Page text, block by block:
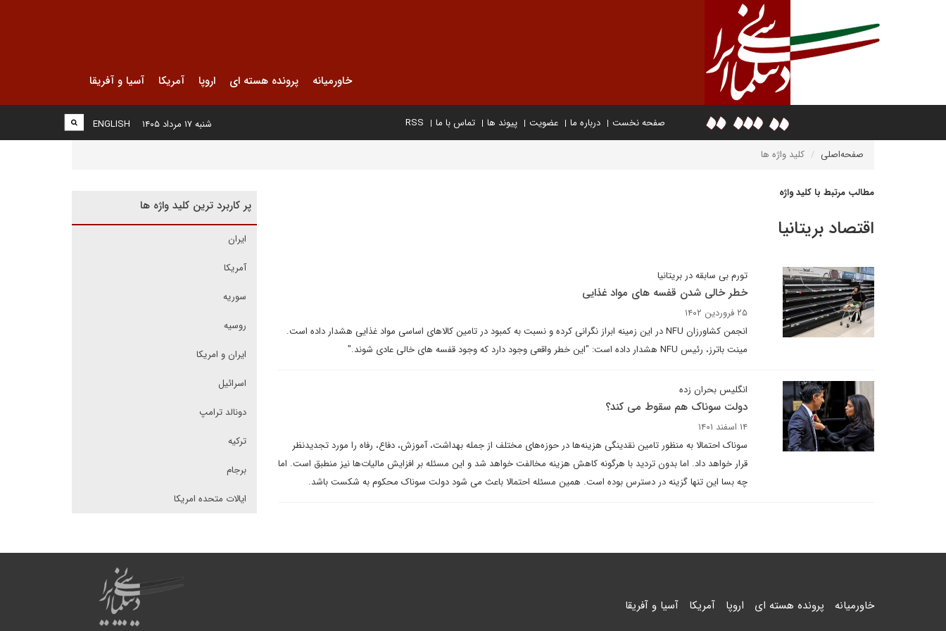
خاورمیانه پرونده هسته ای اروپا آمریکا آسیا و آفریقا
صفحه نخست درباره ما عضویت پیوند ها تماس با ما RSS
ENGLISH شنبه ۱۷ مرداد ۱۴۰۵
صفحه‌اصلی کلید واژه ها
مطالب مرتبط با کلید واژه
اقتصاد بریتانیا
تورم بی سابقه در بریتانیا
خطر خالی شدن قفسه های مواد غذایی
۲۵ فروردین ۱۴۰۲
انجمن کشاورزان NFU در این زمینه ابراز نگرانی کرده و نسبت به کمبود در تامین کالاهای اساسی مواد غذایی هشدار داده است.
مینت باترز، رئیس NFU هشدار داده است: "این خطر واقعی وجود دارد که وجود قفسه های خالی عادی شوند."
انگلیس بحران زده
دولت سوناک هم سقوط می کند؟
۱۴ اسفند ۱۴۰۱
سوناک احتمالا به منظور تامین نقدینگی هزینه‌ها در حوزه‌های مختلف از جمله بهداشت، آموزش، دفاع، رفاه را مورد تجدیدنظر
قرار خواهد داد. اما بدون تردید با هرگونه کاهش هزینه مخالفت خواهد شد و این مسئله بر افزایش مالیات‌ها نیز منطبق است. اما
چه بسا این تنها گزینه در دسترس بوده است. همین مسئله احتمالا باعث می شود دولت سوناک محکوم به شکست باشد.
پر کاربرد ترین کلید واژه ها
ایران
آمریکا
سوریه
روسیه
ایران و امریکا
اسرائیل
دونالد ترامپ
ترکیه
برجام
ایالات متحده امریکا
خاورمیانه پرونده هسته ای اروپا آمریکا آسیا و آفریقا